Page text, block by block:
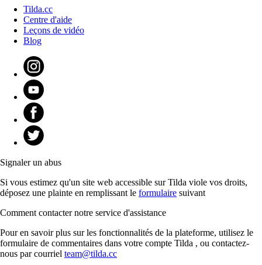
Tilda.cc
Centre d'aide
Leçons de vidéo
Blog
Signaler un abus
Si vous estimez qu'un site web accessible sur Tilda viole vos droits,
déposez une plainte en remplissant le formulaire suivant
Comment contacter notre service d'assistance
Pour en savoir plus sur les fonctionnalités de la plateforme, utilisez le
formulaire de commentaires dans votre compte Tilda , ou contactez-
nous par courriel team@tilda.cc